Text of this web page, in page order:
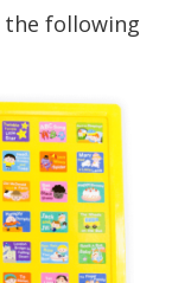
the following